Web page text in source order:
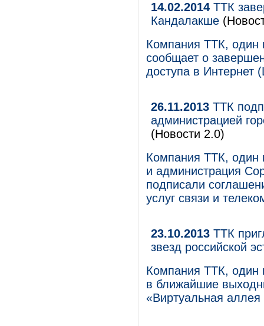
14.02.2014 ТТК
Кандалакше
Компания ТТК, один
сообщает о
доступа в
26.11.2013 ТТК
администрацией
(Новости 2.0)
Компания ТТК, один
и администрация
подписали
услуг связи и
23.10.2013 ТТК
звезд российской
Компания ТТК, один
в ближайшие
«Виртуальная аллея